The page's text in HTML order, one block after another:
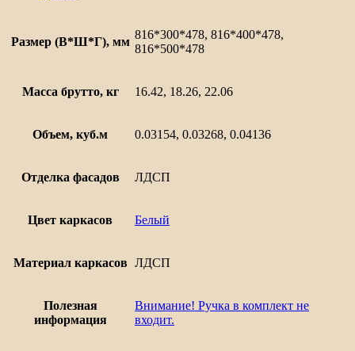
ящиком
Размер (В*Ш*Г), мм
816*300*478, 816*400*478,
816*500*478
Масса брутто, кг 16.42, 18.26, 22.06
Объем, куб.м 0.03154, 0.03268, 0.04136
Отделка фасадов ЛДСП
Цвет каркасов Белый
Материал каркасов ЛДСП
Полезная
информация
Внимание! Ручка в комплект не
входит.